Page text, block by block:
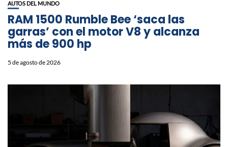
AUTOS DEL MUNDO
RAM 1500 Rumble Bee ‘saca las
garras’ con el motor V8 y alcanza
más de 900 hp
5 de agosto de 2026